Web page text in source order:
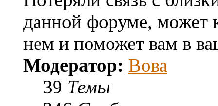
данной форуме, может
нем и поможет вам в
Модератор: Вова
39 Темы